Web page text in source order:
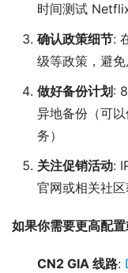
时间测试
确认政策细节:
级等政策，避
做好备份计划 :
异地备份（可
务）
关注促销活动:
官网或相关社
如果你需要更高配
CN2 GIA 线路: